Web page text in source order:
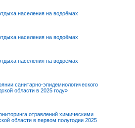
населения на водоёмах
населения на водоёмах
населения на водоёмах
санитарно-эпидемиологического
области в 2025 году»
отравлений химическими
области в первом полугодии 2025